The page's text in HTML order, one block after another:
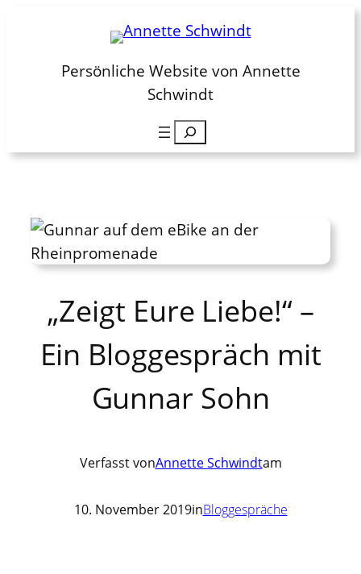
springenPersönliche Website von Annette
Schwindt
Suchen
„Zeigt Eure Liebe!“ –
Ein Bloggespräch mit
Gunnar Sohn
Verfasst vonAnnette Schwindtam
10. November 2019inBloggespräche